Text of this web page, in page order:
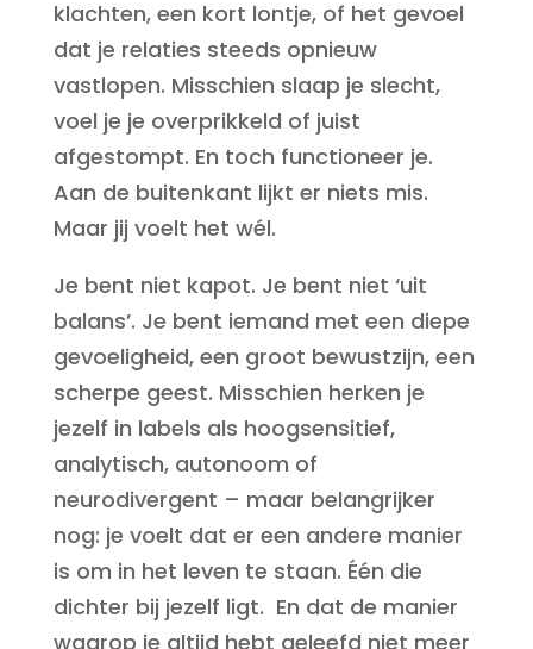
klachten, een kort lontje, of het gevoel
dat je relaties steeds opnieuw
vastlopen. Misschien slaap je slecht,
voel je je overprikkeld of juist
afgestompt. En toch functioneer je.
Aan de buitenkant lijkt er niets mis.
Maar jij voelt het wél.
Je bent niet kapot. Je bent niet ‘uit
balans’. Je bent iemand met een diepe
gevoeligheid, een groot bewustzijn, een
scherpe geest. Misschien herken je
jezelf in labels als hoogsensitief,
analytisch, autonoom of
neurodivergent – maar belangrijker
nog: je voelt dat er een andere manier
is om in het leven te staan. Één die
dichter bij jezelf ligt. En dat de manier
waarop je altijd hebt geleefd niet meer